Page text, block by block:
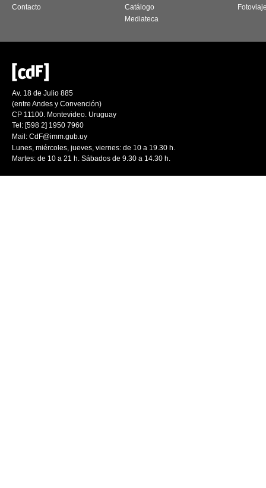
Contacto
Catálogo
Mediateca
Av. 18 de Julio 885
(entre Andes y Convención)
CP 11100. Montevideo. Uruguay
Tel: [598 2] 1950 7960
Mail: CdF@imm.gub.uy
Lunes, miércoles, jueves, viernes: de 10 a 19.30 h.
Martes: de 10 a 21 h. Sábados de 9.30 a 14.30 h.